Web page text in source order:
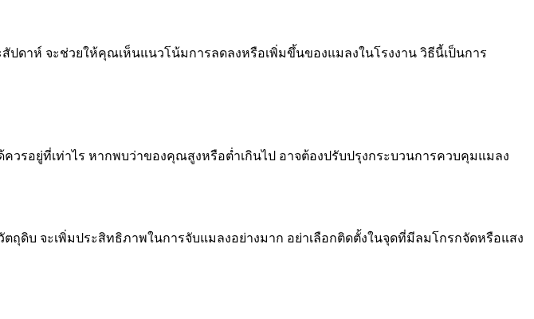
ดาห์ จะช่วยให้คุณเห็นแนวโน้มการลดลงหรือเพิ่มขึ้นของแมลงในโรงงาน วิธีนี้เป็นการ
รอยู่ที่เท่าไร หากพบว่าของคุณสูงหรือต่ำเกินไป อาจต้องปรับปรุงกระบวนการควบคุมแมลง
ถุดิบ จะเพิ่มประสิทธิภาพในการจับแมลงอย่างมาก อย่าเลือกติดตั้งในจุดที่มีลมโกรกจัดหรือแสง